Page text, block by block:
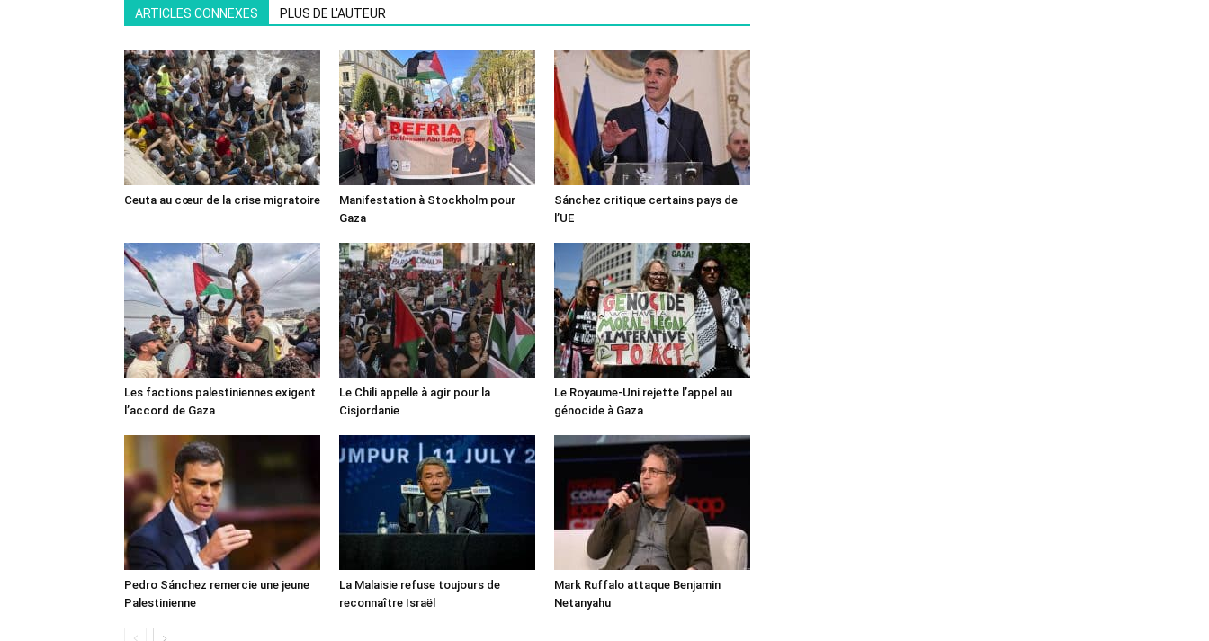
ARTICLES CONNEXES PLUS DE L'AUTEUR
Ceuta au cœur de la crise migratoire
Manifestation à Stockholm pour
Gaza
Sánchez critique certains pays de
l’UE
Les factions palestiniennes exigent
l’accord de Gaza
Le Chili appelle à agir pour la
Cisjordanie
Le Royaume-Uni rejette l’appel au
génocide à Gaza
Pedro Sánchez remercie une jeune
Palestinienne
La Malaisie refuse toujours de
reconnaître Israël
Mark Ruffalo attaque Benjamin
Netanyahu